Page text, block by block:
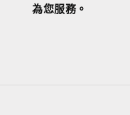
為您服務。